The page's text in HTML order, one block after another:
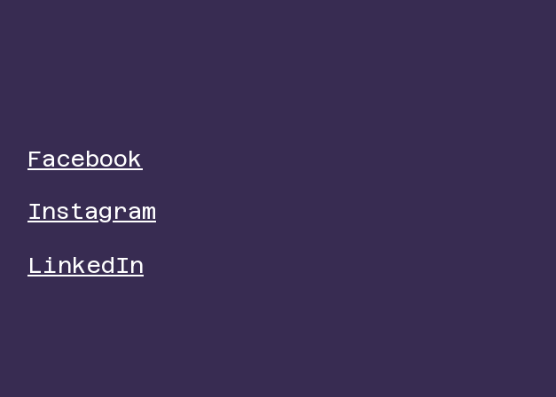
Facebook
Instagram
LinkedIn